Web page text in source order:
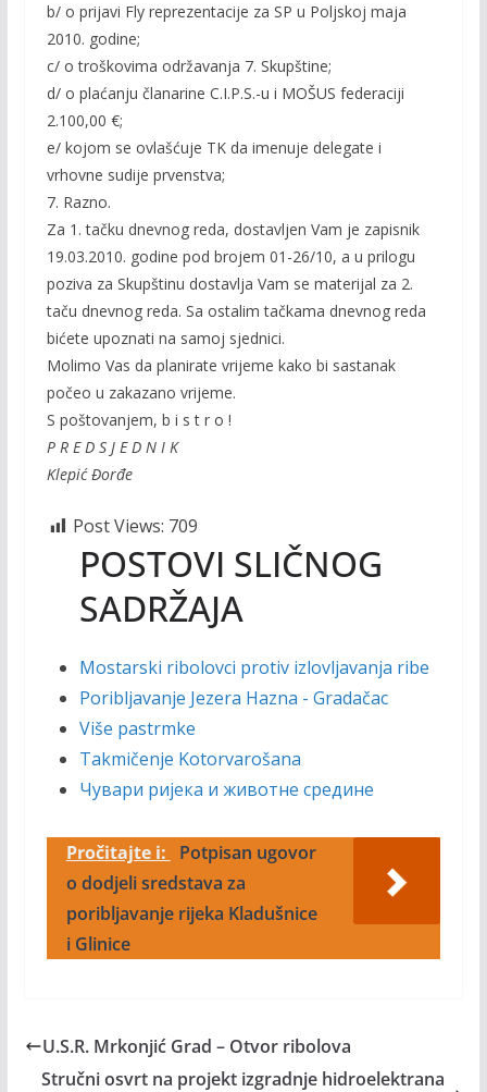
b/ o prijavi Fly reprezentacije za SP u Poljskoj maja
2010. godine;
c/ o troškovima održavanja 7. Skupštine;
d/ o plaćanju članarine C.I.P.S.-u i MOŠUS federaciji
2.100,00 €;
e/ kojom se ovlašćuje TK da imenuje delegate i
vrhovne sudije prvenstva;
7. Razno.
Za 1. tačku dnevnog reda, dostavljen Vam je zapisnik
19.03.2010. godine pod brojem 01-26/10, a u prilogu
poziva za Skupštinu dostavlja Vam se materijal za 2.
taču dnevnog reda. Sa ostalim tačkama dnevnog reda
bićete upoznati na samoj sjednici.
Molimo Vas da planirate vrijeme kako bi sastanak
počeo u zakazano vrijeme.
S poštovanjem, b i s t r o !
P R E D S J E D N I K
Klepić Đorđe
Post Views: 709
POSTOVI SLIČNOG
SADRŽAJA
Mostarski ribolovci protiv izlovljavanja ribe
Poribljavanje Jezera Hazna - Gradačac
Više pastrmke
Takmičenje Kotorvarošana
Чувари ријека и животне средине
Pročitajte i:
Potpisan ugovor
o dodjeli sredstava za
poribljavanje rijeka Kladušnice
i Glinice
U.S.R. Mrkonjić Grad – Otvor ribolova
Stručni osvrt na projekt izgradnje hidroelektrana